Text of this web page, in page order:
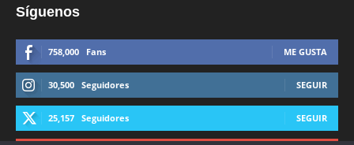
Síguenos
758,000 Fans ME GUSTA
30,500 Seguidores SEGUIR
25,157 Seguidores SEGUIR